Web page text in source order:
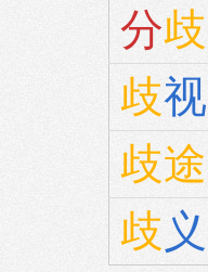
分歧
歧视
歧途
歧 义